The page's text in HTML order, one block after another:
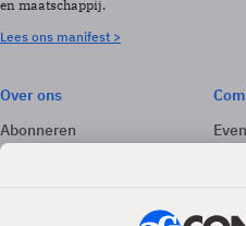
en maatschappij.
Lees ons manifest >
Over ons
Abonneren
Adverteren